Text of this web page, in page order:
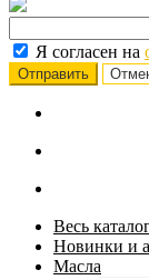
Я согласен на
Весь
Новинки и
Масла